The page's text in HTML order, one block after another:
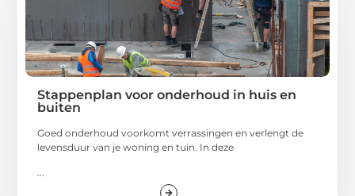
Stappenplan voor onderhoud in huis en
buiten
Goed onderhoud voorkomt verrassingen en verlengt de
levensduur van je woning en tuin. In deze
...